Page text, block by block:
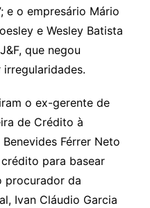
e o empresário Mário
e Wesley Batista
que negou
o ex-gerente de
de Crédito à
Férrer Neto
para basear
procurador da
Ivan Cláudio Garcia